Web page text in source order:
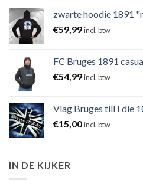
zwarte hoodie 1891
€59,99incl. btw
FC Bruges 1891
€54,99incl. btw
Vlag Bruges till I die
€15,00incl. btw
IN DE KIJKER